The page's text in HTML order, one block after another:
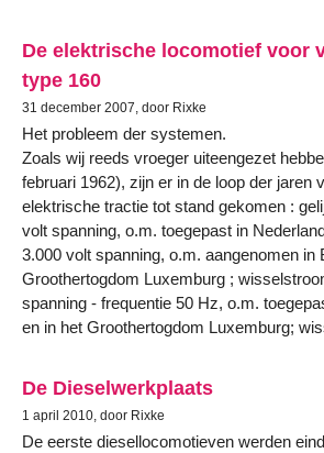
De elektrische locomotief voor
type 160
31 december 2007, door Rixke
Het probleem der systemen.
Zoals wij reeds vroeger uiteengezet
februari 1962), zijn er in de loop der jaren
elektrische tractie tot stand gekomen :
volt spanning, o.m. toegepast in
3.000 volt spanning, o.m. aangenomen in
Groothertogdom Luxemburg ;
spanning - frequentie 50 Hz, o.m.
en in het Groothertogdom Luxemburg;
De Dieselwerkplaats
1 april 2010, door Rixke
De eerste diesellocomotieven werden